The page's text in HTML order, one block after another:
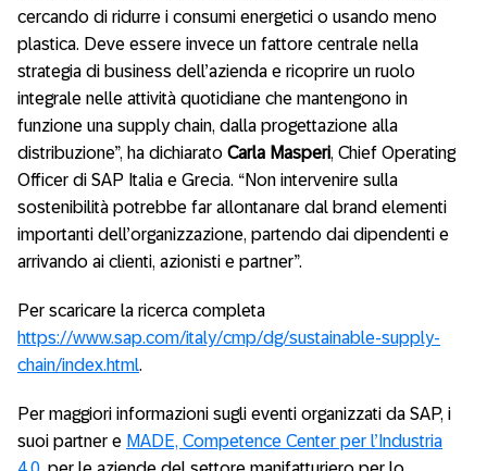
cercando di ridurre i consumi energetici o usando meno
plastica. Deve essere invece un fattore centrale nella
strategia di business dell’azienda e ricoprire un ruolo
integrale nelle attività quotidiane che mantengono in
funzione una supply chain, dalla progettazione alla
distribuzione”, ha dichiarato Carla Masperi, Chief Operating
Officer di SAP Italia e Grecia. “Non intervenire sulla
sostenibilità potrebbe far allontanare dal brand elementi
importanti dell’organizzazione, partendo dai dipendenti e
arrivando ai clienti, azionisti e partner”.
Per scaricare la ricerca completa
https://www.sap.com/italy/cmp/dg/sustainable-supply-
chain/index.html.
Per maggiori informazioni sugli eventi organizzati da SAP, i
suoi partner e MADE, Competence Center per l’Industria